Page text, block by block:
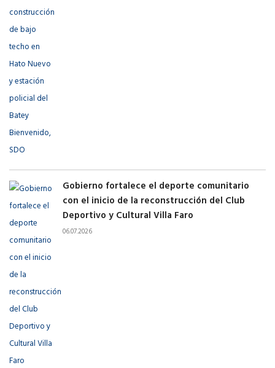
Gobierno fortalece el deporte comunitario
con el inicio de la reconstrucción del Club
Deportivo y Cultural Villa Faro
06.07.2026